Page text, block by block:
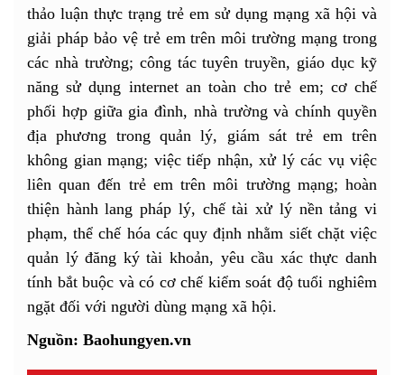
thảo luận thực trạng trẻ em sử dụng mạng xã hội và
giải pháp bảo vệ trẻ em trên môi trường mạng trong
các nhà trường; công tác tuyên truyền, giáo dục kỹ
năng sử dụng internet an toàn cho trẻ em; cơ chế
phối hợp giữa gia đình, nhà trường và chính quyền
địa phương trong quản lý, giám sát trẻ em trên
không gian mạng; việc tiếp nhận, xử lý các vụ việc
liên quan đến trẻ em trên môi trường mạng; hoàn
thiện hành lang pháp lý, chế tài xử lý nền tảng vi
phạm, thể chế hóa các quy định nhằm siết chặt việc
quản lý đăng ký tài khoản, yêu cầu xác thực danh
tính bắt buộc và có cơ chế kiểm soát độ tuổi nghiêm
ngặt đối với người dùng mạng xã hội.
Nguồn: Baohungyen.vn